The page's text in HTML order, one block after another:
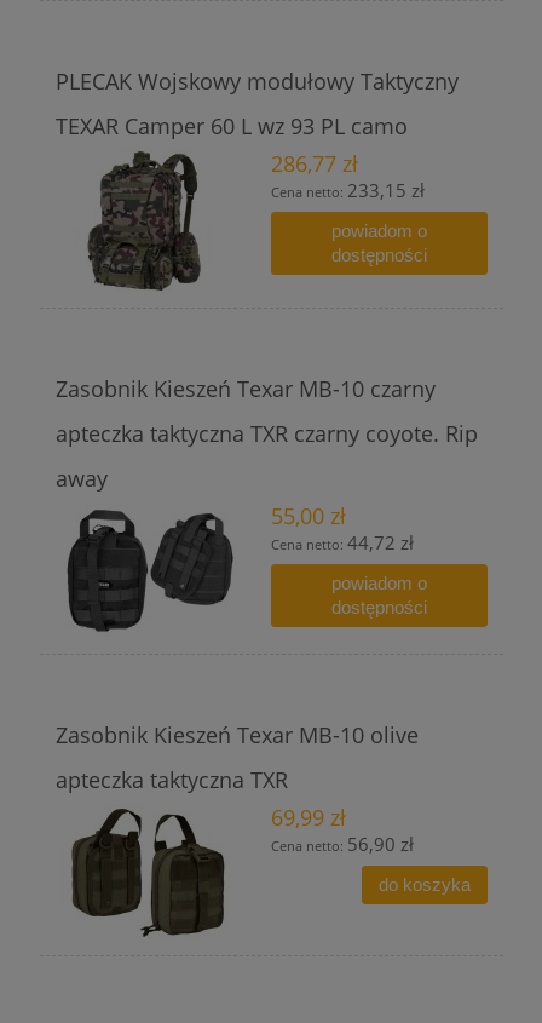
PLECAK Wojskowy modułowy Taktyczny
TEXAR Camper 60 L wz 93 PL camo
286,77 zł
Cena netto: 233,15 zł
powiadom o
dostępności
Zasobnik Kieszeń Texar MB-10 czarny
apteczka taktyczna TXR czarny coyote. Rip
away
55,00 zł
Cena netto: 44,72 zł
powiadom o
dostępności
Zasobnik Kieszeń Texar MB-10 olive
apteczka taktyczna TXR
69,99 zł
Cena netto: 56,90 zł
do koszyka